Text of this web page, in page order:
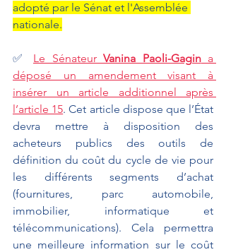
adopté par le Sénat et l'Assemblée
nationale.
✅ Le Sénateur Vanina Paoli-Gagin a
déposé un amendement visant à
insérer un article additionnel après
l’article 15. Cet article dispose que l’État
devra mettre à disposition des
acheteurs publics des outils de
définition du coût du cycle de vie pour
les différents segments d’achat
(fournitures, parc automobile,
immobilier, informatique et
télécommunications). Cela permettra
une meilleure information sur le coût